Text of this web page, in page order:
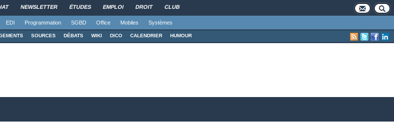
NEWSLETTER ÉTUDES EMPLOI DROIT CLUB
EDI Programmation SGBD Office Mobiles Systèmes
SOURCES DÉBATS WIKI DICO CALENDRIER HUMOUR